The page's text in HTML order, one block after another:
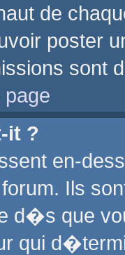
de
poster
sont
page
it ?
en-
Ils
d�s que
qui